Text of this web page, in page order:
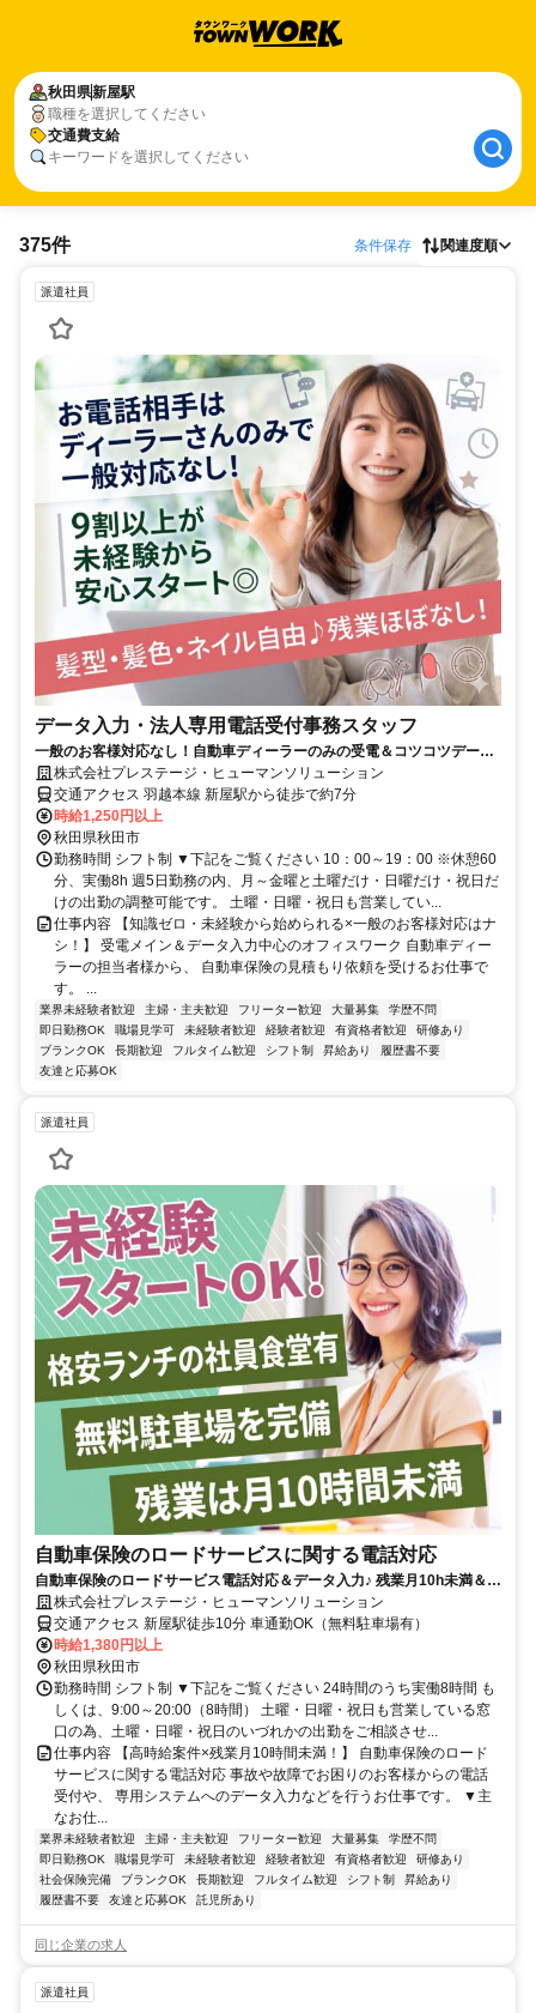
秋田県新屋駅
職種を選択してください
交通費支給
キーワードを選択してください
375件 条件保存 関連度順
派遣社員
データ入力・法人専用電話受付事務スタッフ
一般のお客様対応なし！自動車ディーラーのみの受電＆コツコツデータ
入力事務♪丁寧な研修があるので専門知識ゼロ・未経験でも安心！
株式会社プレステージ・ヒューマンソリューション
交通アクセス 羽越本線 新屋駅から徒歩で約7分
時給1,250円以上
秋田県秋田市
勤務時間 シフト制 ▼下記をご覧ください 10：00～19：00 ※休憩60
分、実働8h 週5日勤務の内、月～金曜と土曜だけ・日曜だけ・祝日だ
けの出勤の調整可能です。 土曜・日曜・祝日も営業してい...
仕事内容 【知識ゼロ・未経験から始められる×一般のお客様対応はナ
シ！】 受電メイン＆データ入力中心のオフィスワーク 自動車ディー
ラーの担当者様から、 自動車保険の見積もり依頼を受けるお仕事で
す。 ...
業界未経験者歓迎 主婦・主夫歓迎 フリーター歓迎 大量募集
学歴不問
即日勤務OK
職場見学可 未経験者歓迎 経験者歓迎 有資格者歓迎
研修あり
ブランクOK
長期歓迎 フルタイム歓迎 シフト制 昇給あり
履歴書不要
友達と応募OK
派遣社員
自動車保険のロードサービスに関する電話対応
自動車保険のロードサービス電話対応＆データ入力♪ 残業月10h未満＆シ
フト制で働きやすさ◎
株式会社プレステージ・ヒューマンソリューション
交通アクセス 新屋駅徒歩10分 車通勤OK（無料駐車場有）
時給1,380円以上
秋田県秋田市
勤務時間 シフト制 ▼下記をご覧ください 24時間のうち実働8時間 も
しくは、9:00～20:00（8時間） 土曜・日曜・祝日も営業している窓
口の為、土曜・日曜・祝日のいづれかの出勤をご相談させ...
仕事内容 【高時給案件×残業月10時間未満！】 自動車保険のロード
サービスに関する電話対応 事故や故障でお困りのお客様からの電話
受付や、 専用システムへのデータ入力などを行うお仕事です。 ▼主
なお仕...
業界未経験者歓迎 主婦・主夫歓迎 フリーター歓迎 大量募集
学歴不問
即日勤務OK
職場見学可 未経験者歓迎 経験者歓迎 有資格者歓迎
研修あり
社会保険完備
ブランクOK 長期歓迎 フルタイム歓迎 シフト制
昇給あり
履歴書不要
友達と応募OK 託児所あり
同じ企業の求人
派遣社員